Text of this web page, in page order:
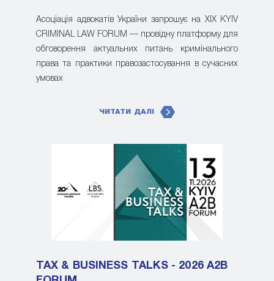
Асоціація адвокатів України запрошує на XIX KYIV
CRIMINAL LAW FORUM — провідну платформу для
обговорення актуальних питань кримінального
права та практики правозастосування в сучасних
умовах
ЧИТАТИ ДАЛІ
TAX & BUSINESS TALKS - 2026 A2B